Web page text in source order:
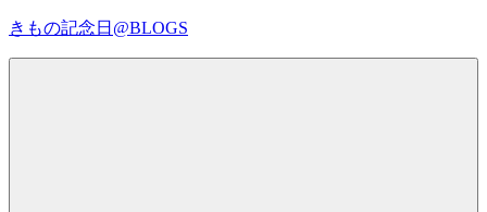
コ
きもの記念日@BLOGS